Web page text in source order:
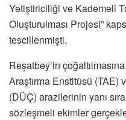
Yetiştiriciliği ve Kademeli
Oluşturulması Projesi”
tescillenmişti.
Reşatbey’in
Araştırma Enstitüsü (TAE)
(DÜÇ) arazilerinin yanı
sözleşmeli ekimler